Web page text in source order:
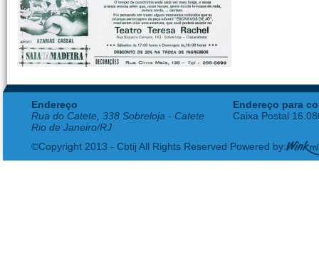
Endereço
Rua do Catete, 338 Sobreloja - Catete
Rio de Janeiro/RJ
Endereço para
Caixa Postal
©Copyright 2013 - Cbtij All Rights Reserved Powered by: